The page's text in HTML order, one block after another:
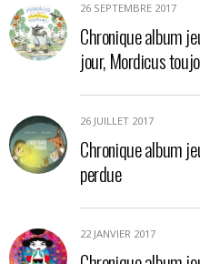
26 SEPTEMBRE 2017
Chronique album
jour, Mordicus
26 JUILLET 2017
Chronique album
perdue
22 JANVIER 2017